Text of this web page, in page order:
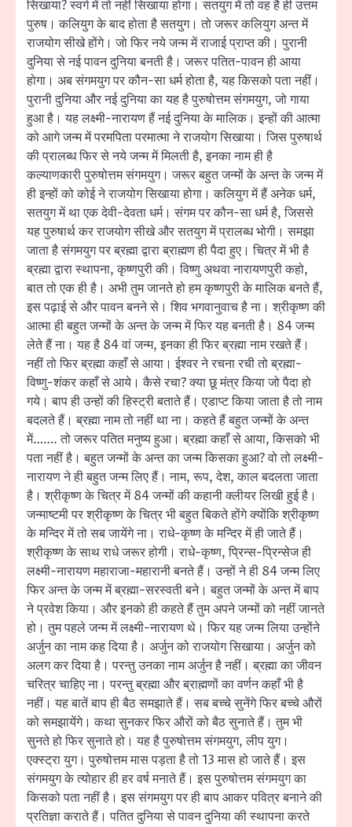
सिखाया? स्वर्ग में तो नहीं सिखाया होगा। सतयुग में तो वह है ही उत्तम
पुरुष। कलियुग के बाद होता है सतयुग। तो जरूर कलियुग अन्त में
राजयोग सीखे होंगे। जो फिर नये जन्म में राजाई प्राप्त की। पुरानी
दुनिया से नई पावन दुनिया बनती है। जरूर पतित-पावन ही आया
होगा। अब संगमयुग पर कौन-सा धर्म होता है, यह किसको पता नहीं।
पुरानी दुनिया और नई दुनिया का यह है पुरुषोत्तम संगमयुग, जो गाया
हुआ है। यह लक्ष्मी-नारायण हैं नई दुनिया के मालिक। इन्हों की आत्मा
को आगे जन्म में परमपिता परमात्मा ने राजयोग सिखाया। जिस पुरुषार्थ
की प्रालब्ध फिर से नये जन्म में मिलती है, इनका नाम ही है
कल्याणकारी पुरुषोत्तम संगमयुग। जरूर बहुत जन्मों के अन्त के जन्म में
ही इन्हों को कोई ने राजयोग सिखाया होगा। कलियुग में हैं अनेक धर्म,
सतयुग में था एक देवी-देवता धर्म। संगम पर कौन-सा धर्म है, जिससे
यह पुरुषार्थ कर राजयोग सीखे और सतयुग में प्रालब्ध भोगी। समझा
जाता है संगमयुग पर ब्रह्मा द्वारा ब्राह्मण ही पैदा हुए। चित्र में भी है
ब्रह्मा द्वारा स्थापना, कृष्णपुरी की। विष्णु अथवा नारायणपुरी कहो,
बात तो एक ही है। अभी तुम जानते हो हम कृष्णपुरी के मालिक बनते हैं,
इस पढ़ाई से और पावन बनने से। शिव भगवानुवाच है ना। श्रीकृष्ण की
आत्मा ही बहुत जन्मों के अन्त के जन्म में फिर यह बनती है। 84 जन्म
लेते हैं ना। यह है 84 वां जन्म, इनका ही फिर ब्रह्मा नाम रखते हैं।
नहीं तो फिर ब्रह्मा कहाँ से आया। ईश्वर ने रचना रची तो ब्रह्मा-
विष्णु-शंकर कहाँ से आये। कैसे रचा? क्या छू मंत्र किया जो पैदा हो
गये। बाप ही उन्हों की हिस्ट्री बताते हैं। एडाप्ट किया जाता है तो नाम
बदलते हैं। ब्रह्मा नाम तो नहीं था ना। कहते हैं बहुत जन्मों के अन्त
में……. तो जरूर पतित मनुष्य हुआ। ब्रह्मा कहाँ से आया, किसको भी
पता नहीं है। बहुत जन्मों के अन्त का जन्म किसका हुआ? वो तो लक्ष्मी-
नारायण ने ही बहुत जन्म लिए हैं। नाम, रूप, देश, काल बदलता जाता
है। श्रीकृष्ण के चित्र में 84 जन्मों की कहानी क्लीयर लिखी हुई है।
जन्माष्टमी पर श्रीकृष्ण के चित्र भी बहुत बिकते होंगे क्योंकि श्रीकृष्ण
के मन्दिर में तो सब जायेंगे ना। राधे-कृष्ण के मन्दिर में ही जाते हैं।
श्रीकृष्ण के साथ राधे जरूर होगी। राधे-कृष्ण, प्रिन्स-प्रिन्सेज ही
लक्ष्मी-नारायण महाराजा-महारानी बनते हैं। उन्हों ने ही 84 जन्म लिए
फिर अन्त के जन्म में ब्रह्मा-सरस्वती बने। बहुत जन्मों के अन्त में बाप
ने प्रवेश किया। और इनको ही कहते हैं तुम अपने जन्मों को नहीं जानते
हो। तुम पहले जन्म में लक्ष्मी-नारायण थे। फिर यह जन्म लिया उन्होंने
अर्जुन का नाम कह दिया है। अर्जुन को राजयोग सिखाया। अर्जुन को
अलग कर दिया है। परन्तु उनका नाम अर्जुन है नहीं। ब्रह्मा का जीवन
चरित्र चाहिए ना। परन्तु ब्रह्मा और ब्राह्मणों का वर्णन कहाँ भी है
नहीं। यह बातें बाप ही बैठ समझाते हैं। सब बच्चे सुनेंगे फिर बच्चे औरों
को समझायेंगे। कथा सुनकर फिर औरों को बैठ सुनाते हैं। तुम भी
सुनते हो फिर सुनाते हो। यह है पुरुषोत्तम संगमयुग, लीप युग।
एक्स्ट्रा युग। पुरुषोत्तम मास पड़ता है तो 13 मास हो जाते हैं। इस
संगमयुग के त्योहार ही हर वर्ष मनाते हैं। इस पुरुषोत्तम संगमयुग का
किसको पता नहीं है। इस संगमयुग पर ही बाप आकर पवित्र बनाने की
प्रतिज्ञा कराते हैं। पतित दुनिया से पावन दुनिया की स्थापना करते